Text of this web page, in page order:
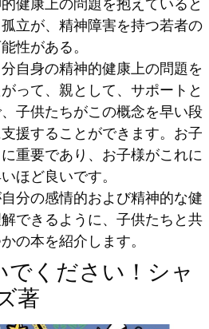
健康上の問題を抱えていると
立が、精神障害を持つ若者の
性がある。
自身の精神的健康上の問題を
って、親として、サポートと
子供たちがこの概念を早い段
援することができます。お子
重要であり、お子様がこれに
ほど良いです。
分の感情的および精神的な健
できるように、子供たちと共
の本を紹介します。
でください！シャ
著